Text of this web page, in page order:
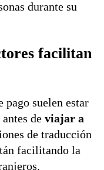
durante su
facilitan
suelen estar
de viajar a
de traducción
facilitando la